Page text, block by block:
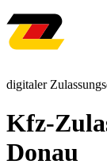
digitaler
Kfz-
Donau